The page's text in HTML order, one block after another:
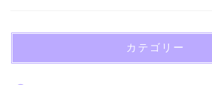
カテゴリー